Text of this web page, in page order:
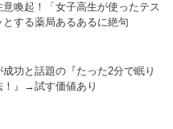
喚起！「女子高生が使ったテス
する薬局あるあるに絶句
功と話題の『たった2分で眠り
！』→試す価値あり